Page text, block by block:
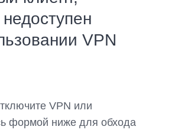
VPN
VPN или
формой ниже для обхода